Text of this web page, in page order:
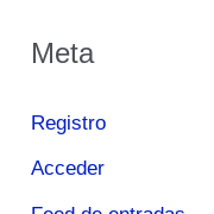
Meta
Registro
Acceder